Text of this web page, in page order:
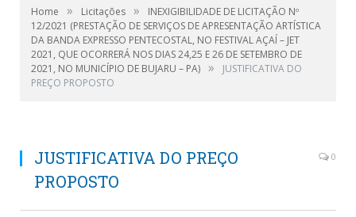
Home » Licitações »
INEXIGIBILIDADE DE LICITAÇÃO Nº
12/2021 (PRESTAÇÃO DE SERVIÇOS DE APRESENTAÇÃO ARTÍSTICA
DA BANDA EXPRESSO PENTECOSTAL, NO FESTIVAL AÇAÍ – JET
2021, QUE OCORRERÁ NOS DIAS 24,25 E 26 DE SETEMBRO DE
2021, NO MUNICÍPIO DE BUJARU – PA) »
JUSTIFICATIVA DO
PREÇO PROPOSTO
JUSTIFICATIVA DO PREÇO
PROPOSTO
0